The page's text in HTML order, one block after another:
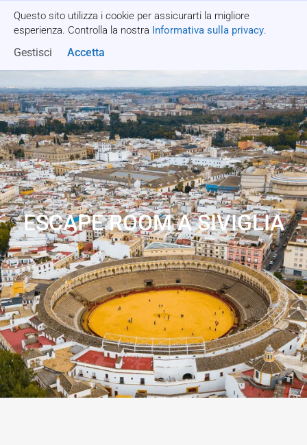
Questo sito utilizza i cookie per assicurarti la migliore
esperienza. Controlla la nostra Informativa sulla privacy.
Gestisci Accetta
Richiedi un preventivo
ESCAPE ROOM A SIVIGLIA